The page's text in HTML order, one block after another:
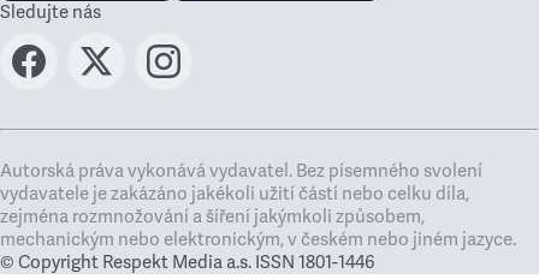
Sledujte nás
Autorská práva vykonává vydavatel. Bez písemného svolení
vydavatele je zakázáno jakékoli užití částí nebo celku díla,
zejména rozmnožování a šíření jakýmkoli způsobem,
mechanickým nebo elektronickým, v českém nebo jiném jazyce.
© Copyright Respekt Media a.s. ISSN 1801-1446